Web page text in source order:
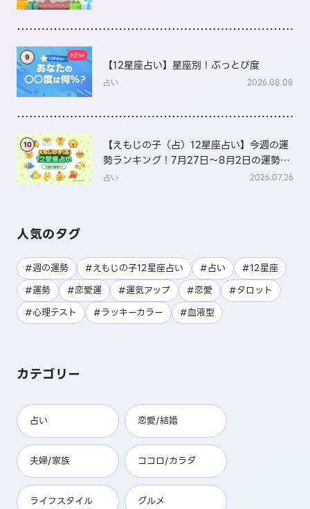
9
【12星座占い】星座別！ぶっとび度
占い 2026.08.08
10
【えもじの子（占）12星座占い】今週の運
勢ランキング！7月27日～8月2日の運勢
は？
占い 2026.07.26
人気のタグ
#週の運勢 #えもじの子12星座占い #占い
#12星座
#運勢
#恋愛運 #運気アップ #恋愛
#タロット
#心理テスト
#ラッキーカラー #血液型
カテゴリー
占い 恋愛/結婚
夫婦/家族 ココロ/カラダ
ライフスタイル グルメ